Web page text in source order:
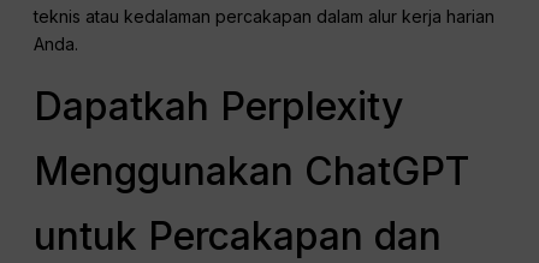
teknis atau kedalaman percakapan dalam alur kerja harian
Anda.
Dapatkah Perplexity
Menggunakan ChatGPT
untuk Percakapan dan